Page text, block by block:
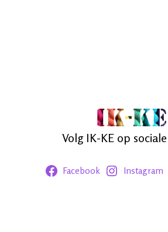
Volg IK-KE op
Facebook Instagram